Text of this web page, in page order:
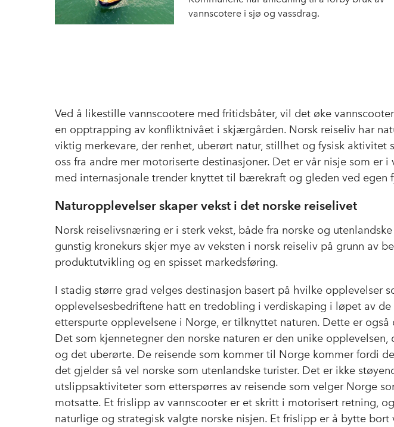
vannscotere i sjø og vassdrag.
Ved å likestille vannscootere med fritidsbåter, vil det øke
en opptrapping av konfliktnivået i skjærgården. Norsk reiseliv har
viktig merkevare, der renhet, uberørt natur, stillhet og fysisk aktivitet
oss fra andre mer motoriserte destinasjoner. Det er vår nisje som er i
med internasjonale trender knyttet til bærekraft og gleden ved egen
Naturopplevelser skaper vekst i det norske reiselivet
Norsk reiselivsnæring er i sterk vekst, både fra norske og
gunstig kronekurs skjer mye av veksten i norsk reiseliv på grunn av
produktutvikling og en spisset markedsføring.
I stadig større grad velges destinasjon basert på hvilke opplevelser
opplevelsesbedriftene hatt en tredobling i verdiskaping i løpet av de
etterspurte opplevelsene i Norge, er tilknyttet naturen. Dette er også
Det som kjennetegner den norske naturen er den unike
og det uberørte. De reisende som kommer til Norge kommer fordi
det gjelder så vel norske som utenlandske turister. Det er ikke
utslippsaktiviteter som etterspørres av reisende som velger Norge
motsatte. Et frislipp av vannscooter er et skritt i motorisert retning,
naturlige og strategisk valgte norske nisjen. Et frislipp er å bytte